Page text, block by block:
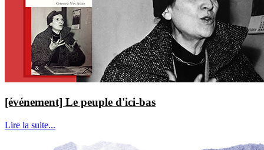
[événement] Le peuple d'ici-bas
Lire la suite...